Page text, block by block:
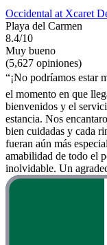
Occidental at Xcaret
Playa del Carmen
8.4/10
Muy bueno
(5,627 opiniones)
“¡No podríamos estar
el momento en que
bienvenidos y el
estancia. Nos
bien cuidadas y cada
fueran aún más
amabilidad de todo el
inolvidable. Un